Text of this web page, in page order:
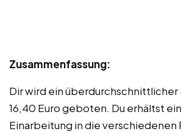
Zusammenfassung:
Dir wird ein überdurchschnittlicher
16,40 Euro geboten. Du erhältst
Einarbeitung in die